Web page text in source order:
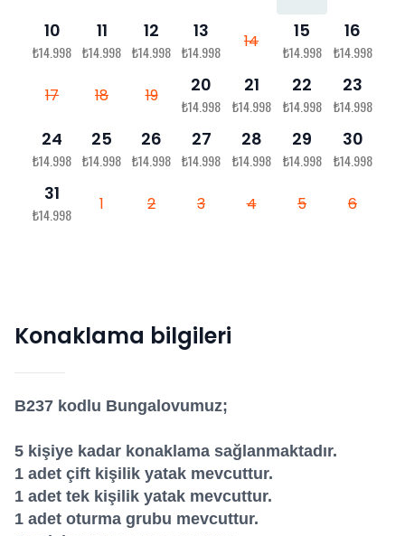
10
₺14.998
11
₺14.998
12
₺14.998
13
₺14.998
14 15
₺14.998
16
₺14.998
17 18 19 20
₺14.998
21
₺14.998
22
₺14.998
23
₺14.998
24
₺14.998
25
₺14.998
26
₺14.998
27
₺14.998
28
₺14.998
29
₺14.998
30
₺14.998
31
₺14.998
1 2 3 4 5 6
Konaklama bilgileri
B237 kodlu Bungalovumuz;
5 kişiye kadar konaklama sağlanmaktadır.
1 adet çift kişilik yatak mevcuttur.
1 adet tek kişilik yatak mevcuttur.
1 adet oturma grubu mevcuttur.